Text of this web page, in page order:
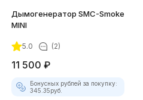
Дымогенератор SMC-Smoke
MINI
5.0 (2)
11 500 ₽
Бонусных рублей за покупку:
345.35руб.